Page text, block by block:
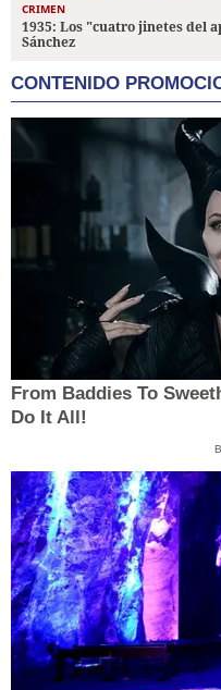
CRIMEN
1935: Los "cuatro jinetes del
Sánchez
CONTENIDO
From Baddies To
Do It All!